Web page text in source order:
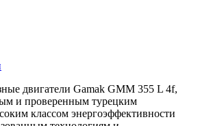
двигатели Gamak GMM 355 L 4f,
и проверенным турецким
классом энергоэффективности